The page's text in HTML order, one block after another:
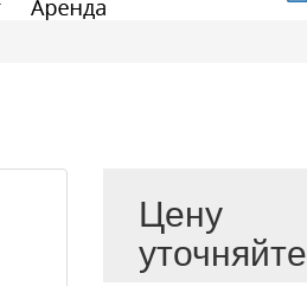
Цену
уточняйте